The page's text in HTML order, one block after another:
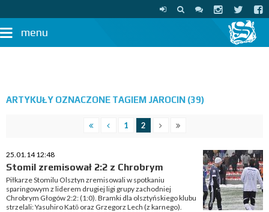
menu
ARTYKUŁY OZNACZONE TAGIEM JAROCIN (39)
1 2
25.01.14 12:48
Stomil zremisował 2:2 z Chrobrym
Piłkarze Stomilu Olsztyn zremisowali w spotkaniu
sparingowym z liderem drugiej ligi grupy zachodniej
Chrobrym Głogów 2:2: (1:0). Bramki dla olsztyńskiego klubu
strzelali: Yasuhiro Katō oraz Grzegorz Lech (z karnego).